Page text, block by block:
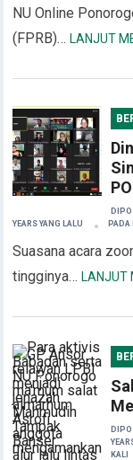
NU Online
(FPRB)…LANJUT
YEARS YANG LALU
PADA
Suasana acara
tingginya…LANJUT
KALI